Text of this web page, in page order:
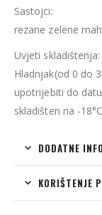
Sastojci:
rezane zelene
Uvjeti skladištenja:
Hladnjak(od 0 do
upotrijebiti do
skladišten na -
DODATNE
KORIŠTENJE